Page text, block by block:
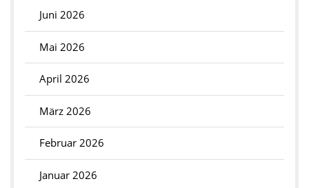
Juni 2026
Mai 2026
April 2026
März 2026
Februar 2026
Januar 2026